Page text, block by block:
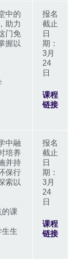
中的
助力
门免
握以
报名
截止
日
期：
3月
24
日
课程
链接
中融
培养
并持
保行
索以
的课
生生
报名
截止
日
期：
3月
24
日
课程
链接